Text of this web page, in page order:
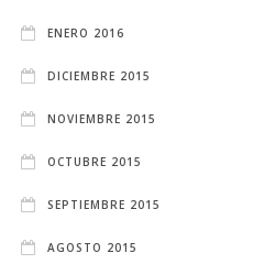
ENERO 2016
DICIEMBRE 2015
NOVIEMBRE 2015
OCTUBRE 2015
SEPTIEMBRE 2015
AGOSTO 2015